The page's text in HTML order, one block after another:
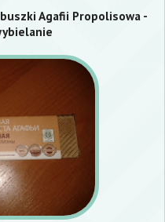
Agafii Propolisowa -